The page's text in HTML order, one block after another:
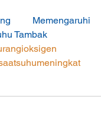
Memengaruhi
Tambak